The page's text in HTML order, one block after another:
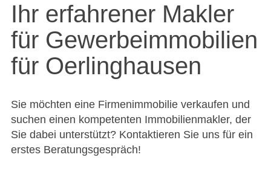
Ihr erfahrener Makler
für Gewerbeimmobilien
für Oerlinghausen
Sie möchten eine Firmenimmobilie verkaufen und
suchen einen kompetenten Immobilienmakler, der
Sie dabei unterstützt? Kontaktieren Sie uns für ein
erstes Beratungsgespräch!